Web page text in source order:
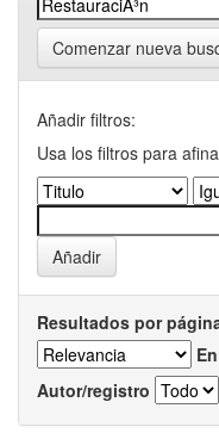
Comenzar nueva
Añadir filtros:
Usa los filtros para
Resultados por
Autor/registro